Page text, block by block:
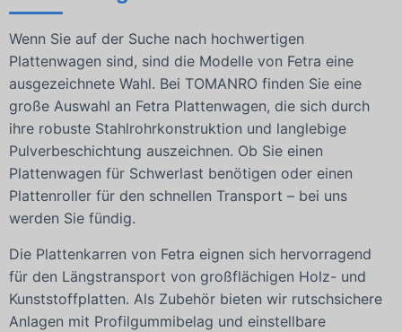
Wenn Sie auf der Suche nach hochwertigen
Plattenwagen sind, sind die Modelle von Fetra eine
ausgezeichnete Wahl. Bei TOMANRO finden Sie eine
große Auswahl an Fetra Plattenwagen, die sich durch
ihre robuste Stahlrohrkonstruktion und langlebige
Pulverbeschichtung auszeichnen. Ob Sie einen
Plattenwagen für Schwerlast benötigen oder einen
Plattenroller für den schnellen Transport – bei uns
werden Sie fündig.
Die Plattenkarren von Fetra eignen sich hervorragend
für den Längstransport von großflächigen Holz- und
Kunststoffplatten. Als Zubehör bieten wir rutschsichere
Anlagen mit Profilgummibelag und einstellbare